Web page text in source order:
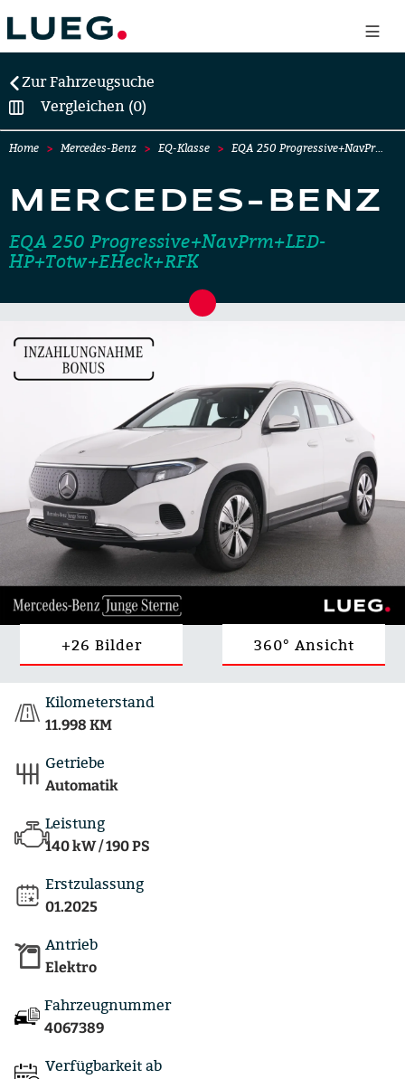
Zur Fahrzeugsuche
Vergleichen (0)
Home Mercedes-Benz EQ-Klasse EQA 250 Progressive+NavPr…
MERCEDES-BENZ
EQA 250 Progressive+NavPrm+LED-
HP+Totw+EHeck+RFK
+26 Bilder 360° Ansicht
Kilometerstand
11.998 KM
Getriebe
Automatik
Leistung
140 kW / 190 PS
Erstzulassung
01.2025
Antrieb
Elektro
Fahrzeugnummer
4067389
Verfügbarkeit ab